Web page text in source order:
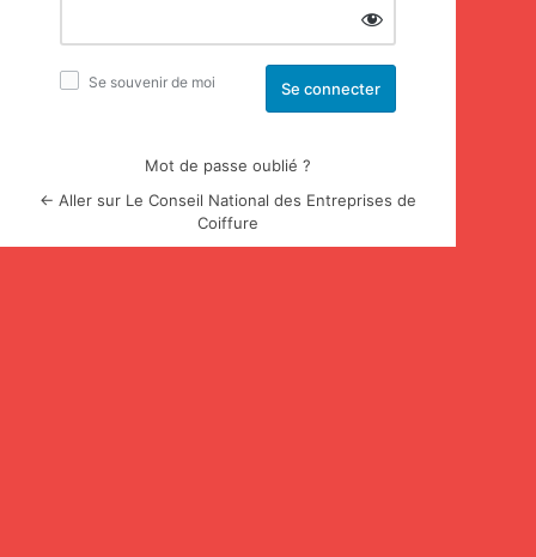
Se souvenir de moi
Mot de passe oublié ?
← Aller sur Le Conseil National des Entreprises de
Coiffure